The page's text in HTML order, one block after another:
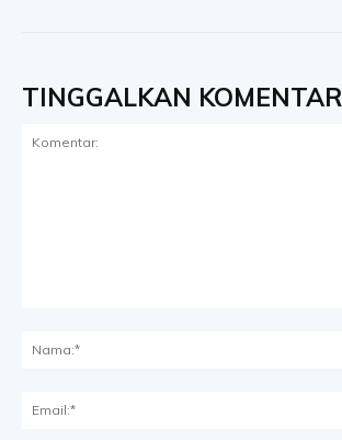
TINGGALKAN KOMENTAR